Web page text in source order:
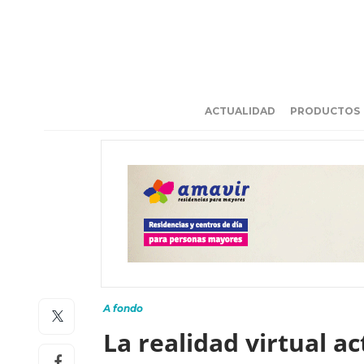
ACTUALIDAD PRODUCTOS
A fondo
La realidad virtual